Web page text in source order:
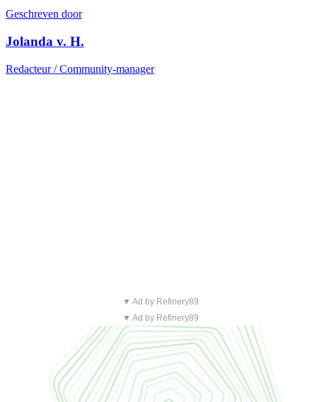
Geschreven door
Jolanda v. H.
Redacteur / Community-manager
▼ Ad by Refinery89
▼ Ad by Refinery89